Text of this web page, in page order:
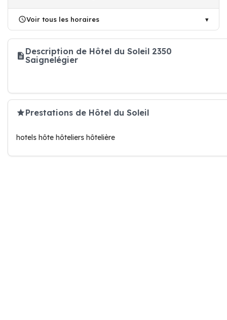
Voir tous les horaires
Description de Hôtel du Soleil 2350
Saignelégier
Prestations de Hôtel du Soleil
hotels hôte hôteliers hôtelière